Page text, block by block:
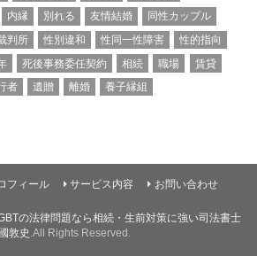
内縁 別れる 友情結婚
同性カップル
判所 性別違和 性同一性障害
性的指向
死後事務委任契約 相続 職場
賃貸
者 遺贈 離婚 養子縁組
フィール サービス内容 お問い合わせ
の法律問題なら相続・生前対策に強い司法書士
敦史 .All Rights Reserved.